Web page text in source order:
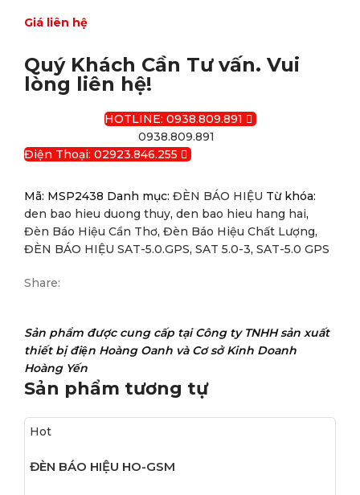
Giá liên hệ
Quý Khách Cần Tư vấn. Vui
lòng liên hệ!
HOTLINE: 0938.809.891
0938.809.891
Điện Thoại: 02923.846.255
Mã: MSP2438 Danh mục: ĐÈN BÁO HIỆU Từ khóa:
den bao hieu duong thuy, den bao hieu hang hai,
Đèn Báo Hiệu Cần Thơ, Đèn Báo Hiệu Chất Lượng,
ĐÈN BÁO HIỆU SAT-5.0.GPS, SAT 5.0-3, SAT-5.0 GPS
Share:
Sản phẩm được cung cấp tại Công ty TNHH sản xuất
thiết bị điện Hoàng Oanh và Cơ sở Kinh Doanh
Hoàng Yến
Sản phẩm tương tự
Hot
ĐÈN BÁO HIỆU HO-GSM